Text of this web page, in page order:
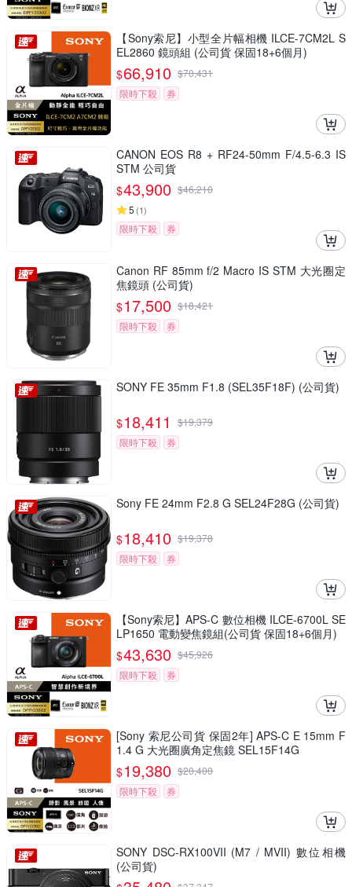
【Sony索尼】小型全片幅相機 ILCE-7CM2L S
EL2860 鏡頭組 (公司貨 保固18+6個月)
$66,910 $70,431
限時下殺
券
CANON EOS R8 + RF24-50mm F/4.5-6.3 IS
STM 公司貨
$43,900 $46,210
5 (1)
限時下殺 券
Canon RF 85mm f/2 Macro IS STM 大光圈定
焦鏡頭 (公司貨)
$17,500 $18,421
限時下殺
券
SONY FE 35mm F1.8 (SEL35F18F) (公司貨)
$18,411 $19,379
限時下殺
券
Sony FE 24mm F2.8 G SEL24F28G (公司貨)
$18,410 $19,378
限時下殺
券
【Sony索尼】APS-C 數位相機 ILCE-6700L SE
LP1650 電動變焦鏡組(公司貨 保固18+6個月)
$43,630 $45,926
限時下殺
券
[Sony 索尼公司貨 保固2年] APS-C E 15mm F
1.4 G 大光圈廣角定焦鏡 SEL15F14G
$19,380 $20,400
限時下殺
券
SONY DSC-RX100VII (M7 / MVII) 數位相機
(公司貨)